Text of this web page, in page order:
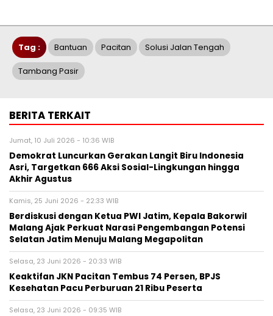
Tag : Bantuan Pacitan Solusi Jalan Tengah
Tambang Pasir
BERITA TERKAIT
Jumat, 10 Juli 2026 - 10:36 WIB
Demokrat Luncurkan Gerakan Langit Biru Indonesia
Asri, Targetkan 666 Aksi Sosial-Lingkungan hingga
Akhir Agustus
Kamis, 25 Juni 2026 - 22:33 WIB
Berdiskusi dengan Ketua PWI Jatim, Kepala Bakorwil
Malang Ajak Perkuat Narasi Pengembangan Potensi
Selatan Jatim Menuju Malang Megapolitan
Selasa, 23 Juni 2026 - 20:33 WIB
Keaktifan JKN Pacitan Tembus 74 Persen, BPJS
Kesehatan Pacu Perburuan 21 Ribu Peserta
Selasa, 23 Juni 2026 - 09:35 WIB